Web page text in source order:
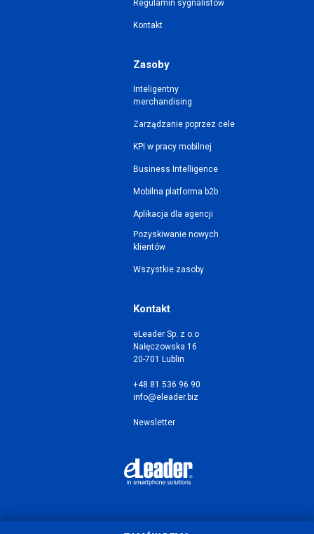
Regulamin sygnalistów
Kontakt
Zasoby
Inteligentny
merchandising
Zarządzanie poprzez cele
KPI w pracy mobilnej
Business Intelligence
Mobilna platforma b2b
Aplikacja dla agencji
Pozyskiwanie nowych
klientów
Wszystkie zasoby
Kontakt
eLeader Sp. z o.o
Nałęczowska 16
20-701 Lublin
+48 81 536 96 90
info@eleader.biz
Newsletter